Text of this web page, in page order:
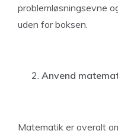
problemløsningsevne
uden for boksen.
Anvend
Matematik er overalt